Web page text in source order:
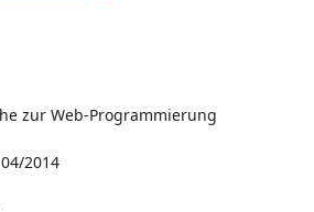
zur Web-Programmierung
2014